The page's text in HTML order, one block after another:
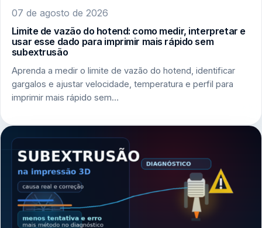
07 de agosto de 2026
Limite de vazão do hotend: como medir, interpretar e
usar esse dado para imprimir mais rápido sem
subextrusão
Aprenda a medir o limite de vazão do hotend, identificar
gargalos e ajustar velocidade, temperatura e perfil para
imprimir mais rápido sem…